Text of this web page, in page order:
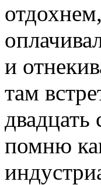
и
там
двадцать
помню